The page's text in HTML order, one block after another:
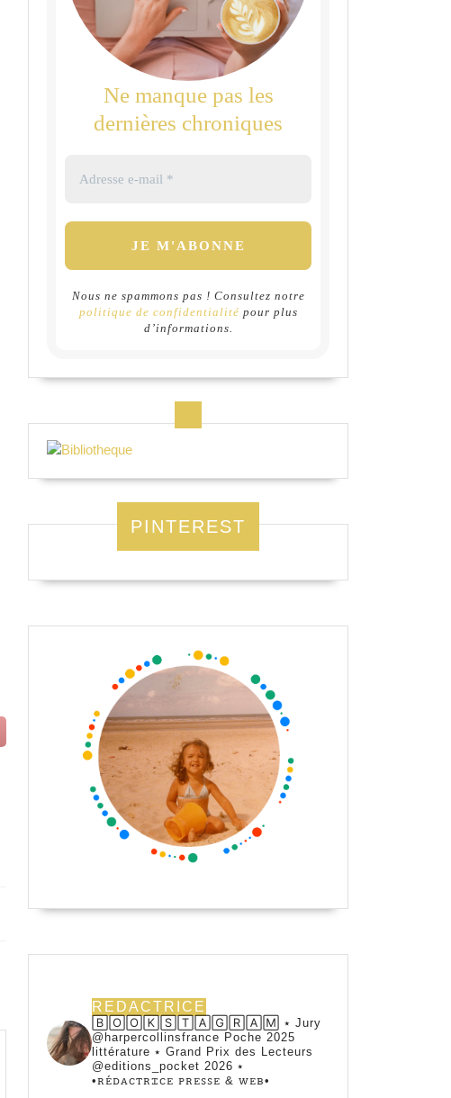
Ne manque pas les
dernières chroniques
Nous ne spammons pas ! Consultez notre
politique de confidentialité pour plus
d’informations.
PINTEREST
REDACTRICE
🄱🄾🄾🄺🅂🅃🄰🄶🅁🄰🄼 ⭑ Jury
@harpercollinsfrance Poche 2025
littérature ⭑ Grand Prix des Lecteurs
@editions_pocket 2026 ⭑
•ꭱꭼ́ꭰꭺꮯꭲꭱꮖꮯꭼ ꮲꭱꭼꮪꮪꭼ & ꮃꭼᏼ•